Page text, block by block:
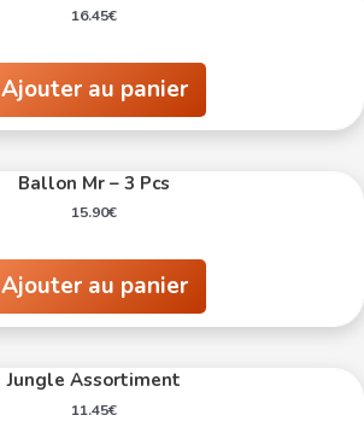
16.45€
Ajouter au panier
Ballon Mr – 3 Pcs
15.90€
Ajouter au panier
Jungle Assortiment
11.45€